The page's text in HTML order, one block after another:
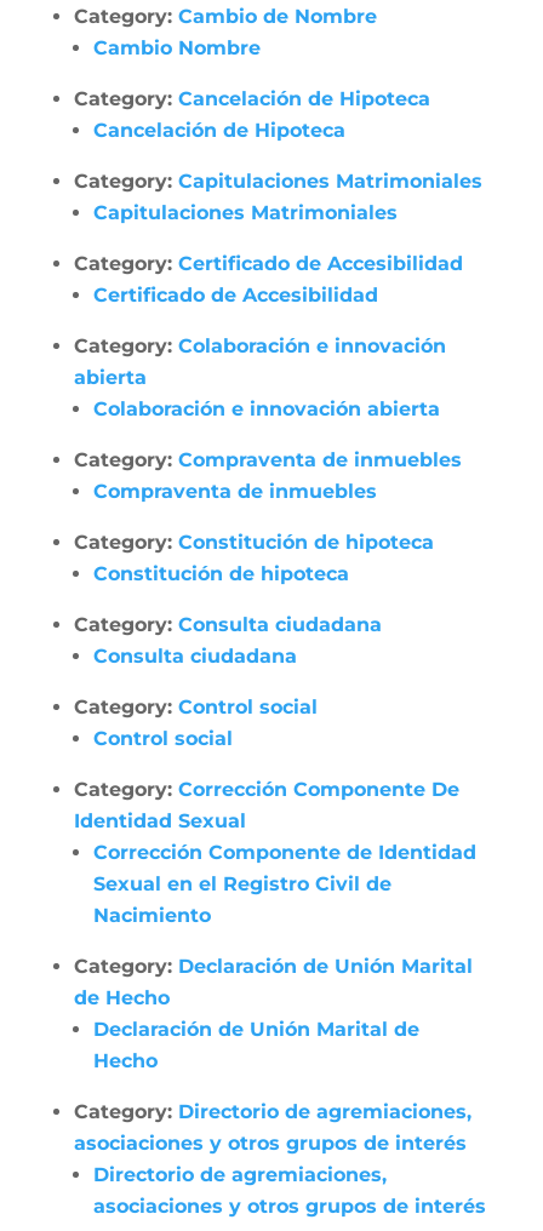
Category: Cambio de Nombre
Cambio Nombre
Category: Cancelación de Hipoteca
Cancelación de Hipoteca
Category: Capitulaciones Matrimoniales
Capitulaciones Matrimoniales
Category: Certificado de Accesibilidad
Certificado de Accesibilidad
Category: Colaboración e innovación
abierta
Colaboración e innovación abierta
Category: Compraventa de inmuebles
Compraventa de inmuebles
Category: Constitución de hipoteca
Constitución de hipoteca
Category: Consulta ciudadana
Consulta ciudadana
Category: Control social
Control social
Category: Corrección Componente De
Identidad Sexual
Corrección Componente de Identidad
Sexual en el Registro Civil de
Nacimiento
Category: Declaración de Unión Marital
de Hecho
Declaración de Unión Marital de
Hecho
Category: Directorio de agremiaciones,
asociaciones y otros grupos de interés
Directorio de agremiaciones,
asociaciones y otros grupos de interés